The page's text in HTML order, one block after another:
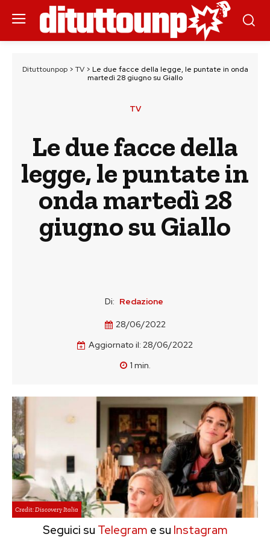
Dituttounpop> TV> Le due facce della legge, le puntate in onda
martedì 28 giugno su Giallo
TV
Le due facce della
legge, le puntate in
onda martedì 28
giugno su Giallo
Di: Redazione
28/06/2022
Aggiornato il: 28/06/2022
1 min.
Credit: Discovery Italia
Seguici su Telegram e su Instagram